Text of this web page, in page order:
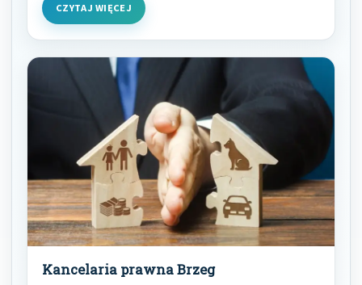
CZYTAJ WIĘCEJ
Kancelaria prawna Brzeg